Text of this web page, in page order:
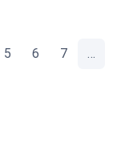
5 6 7 …